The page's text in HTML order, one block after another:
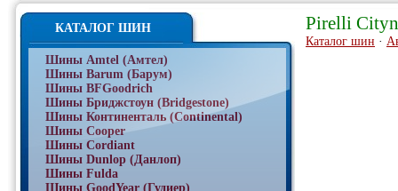
КАТАЛОГ ШИН
Шины Amtel (Амтел)
Шины Barum (Барум)
Шины BFGoodrich
Шины Бриджстоун (Bridgestone)
Шины Континенталь (Continental)
Шины Cooper
Шины Cordiant
Шины Dunlop (Данлоп)
Шины Fulda
Шины GoodYear (Гудиер)
Pirelli
Каталог шин ·